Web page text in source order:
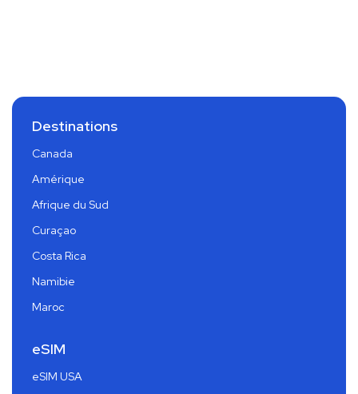
Destinations
Canada
Amérique
Afrique du Sud
Curaçao
Costa Rica
Namibie
Maroc
eSIM
eSIM USA